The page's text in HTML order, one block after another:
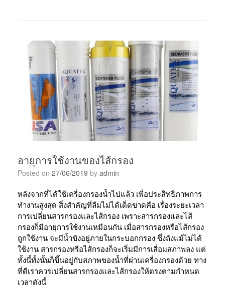
อายุการใช้งานของไส้กรอง
Posted on 27/06/2019 by admin
หลังจากที่ได้ใช้เครื่องกรองน้ำไปแล้ว เพื่อประสิทธิภาพการ
ทำงานสูงสุด สิ่งสำคัญที่ลืมไม่ได้เด็ดขาดคือ เรื่องระยะเวลา
การเปลี่ยนสารกรองและไส้กรอง เพราะสารกรองและไส้
กรองก็มีอายุการใช้งานเหมือนกัน เมื่อสารกรองหรือไส้กรอง
ถูกใช้งาน จะมีน้ำขังอยู่ภายในกระบอกกรอง ซึ่งถังแม้ไม่ได้
ใช้งาน สารกรองหรือไส้กรองก็จะเริ่มมีการเสื่อมสภาพลง แต่
ทั้งนี้ทั้งนั้นก็ขึ้นอยู่กับสภาพของน้ำที่ผ่านเครื่องกรองด้วย ทาง
ที่ดีเราควรเปลี่ยนสารกรองและไส้กรองให้ตรงตามกำหนด
เวลาดังนี้